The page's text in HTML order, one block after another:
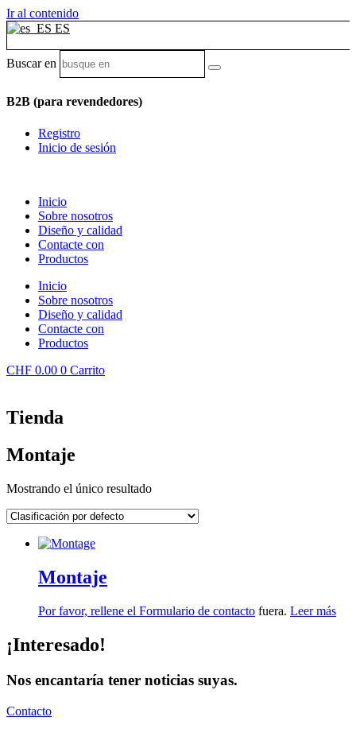
Ir al contenido
ES
Buscar en
B2B (para revendedores)
Registro
Inicio de sesión
Inicio
Sobre nosotros
Diseño y calidad
Contacte con
Productos
Inicio
Sobre nosotros
Diseño y calidad
Contacte con
Productos
CHF 0.00 0 Carrito
Tienda
Montaje
Mostrando el único resultado
Montaje
Por favor, rellene el Formulario de contacto fuera. Leer más
¡Interesado!
Nos encantaría tener noticias suyas.
Contacto